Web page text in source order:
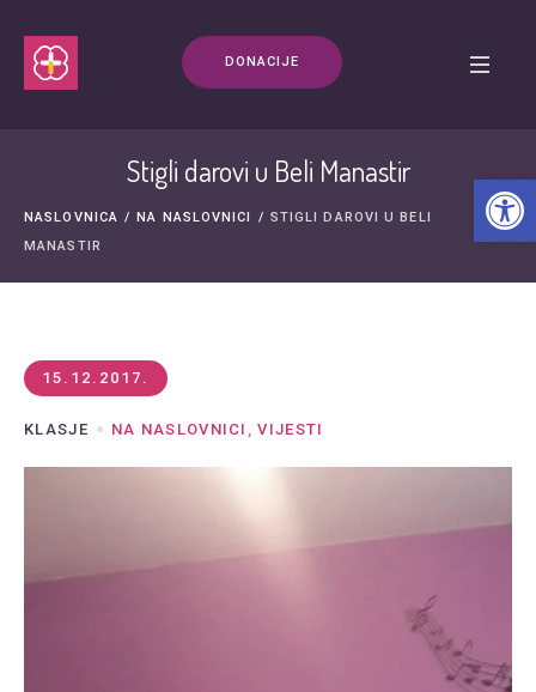
DONACIJE
Stigli darovi u Beli Manastir
NASLOVNICA / NA NASLOVNICI / STIGLI DAROVI U BELI
MANASTIR
15.12.2017.
KLASJE NA NASLOVNICI ,VIJESTI